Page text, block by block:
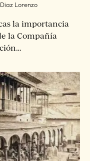
Lorenzo
la importancia
la Compañía